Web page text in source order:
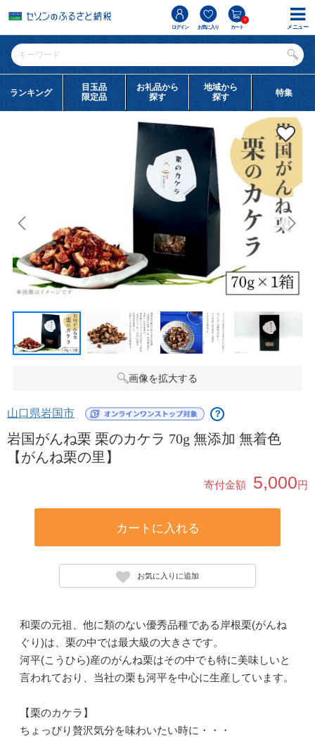
ログイン お気に入り カート
0
ランキング
目玉品
限定品
お礼品から
探す
地域から
探す
特集
画像を拡大する
山口県岩国市 ？
岩国がんね栗 栗のカケラ 70g 無添加 無着色
【がんね栗の里】
寄付金額 5,000円
カートに入れる
お気に入りに追加
和栗の元祖、他に類のない優秀品種である岸根栗(がんね
ぐり)は、栗の中では最大級の大きさです。
河平(こうひら)産のがんね栗はその中でも特に美味しいと
言われており、当社の栗も河平を中心に生産しています。
【栗のカケラ】
ちょっぴり贅沢気分を味わいたい時に・・・
メニュー